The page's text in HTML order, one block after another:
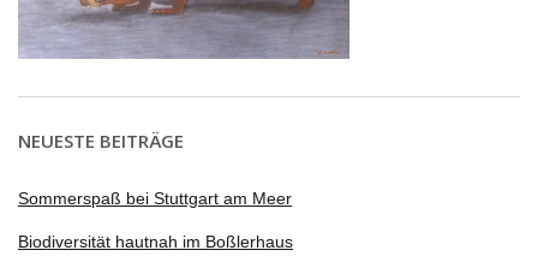
NEUESTE BEITRÄGE
Sommerspaß bei Stuttgart am Meer
Biodiversität hautnah im Boßlerhaus